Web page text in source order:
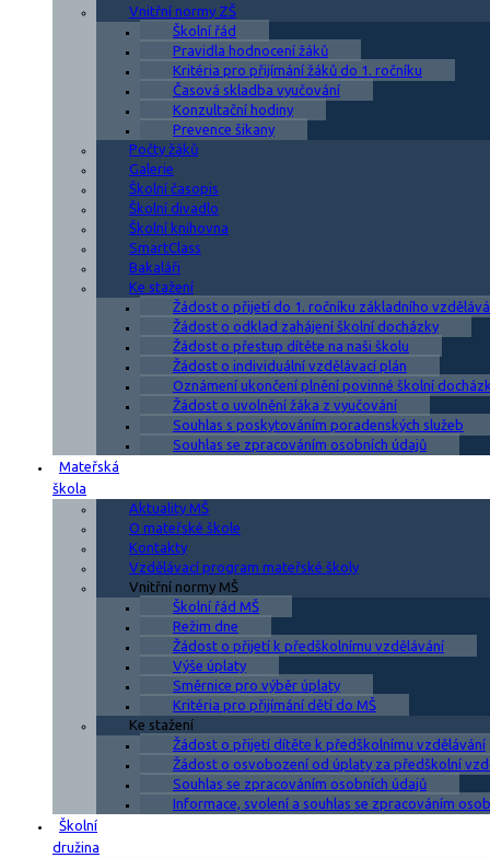
Vnitřní normy ZŠ
Školní řád
Pravidla hodnocení žáků
Kritéria pro přijímání žáků do 1. ročníku
Časová skladba vyučování
Konzultační hodiny
Prevence šikany
Počty žáků
Galerie
Školní časopis
Školní divadlo
Školní knihovna
SmartClass
Bakaláři
Ke stažení
Žádost o přijetí do 1. ročníku základního
Žádost o odklad zahájení školní docházky
Žádost o přestup dítěte na naši školu
Žádost o individuální vzdělávací plán
Oznámení ukončení plnění povinné školní
Žádost o uvolnění žáka z vyučování
Souhlas s poskytováním poradenských služeb
Souhlas se zpracováním osobních údajů
Mateřská
škola
Aktuality MŠ
O mateřské škole
Kontakty
Vzdělávací program mateřské školy
Vnitřní normy MŠ
Školní řád MŠ
Režim dne
Žádost o přijetí k předškolnímu vzdělávání
Výše úplaty
Směrnice pro výběr úplaty
Kritéria pro přijímání dětí do MŠ
Ke stažení
Žádost o přijetí dítěte k předškolnímu vzdělávání
Žádost o osvobození od úplaty za předškolní
Souhlas se zpracováním osobních údajů
Informace, svolení a souhlas se zpracováním
Školní
družina